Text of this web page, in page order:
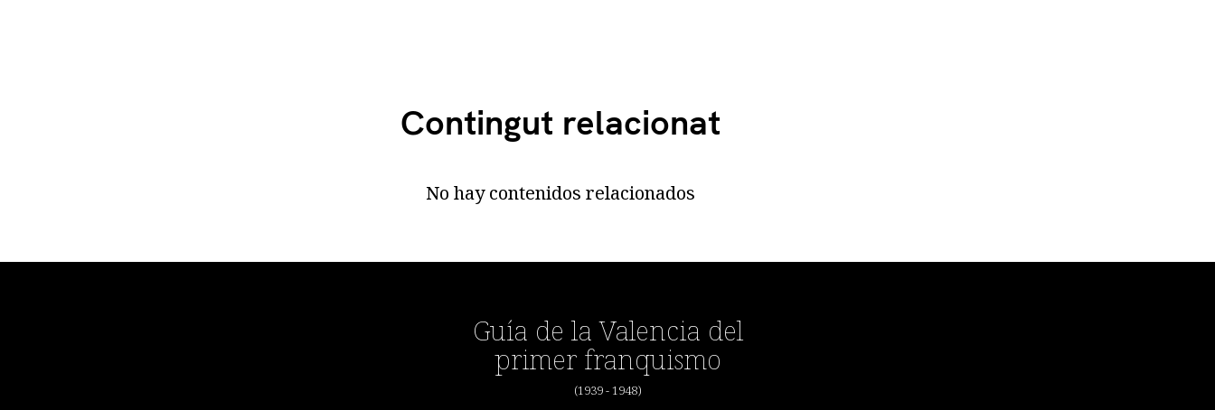
Contingut relacionat
No hay contenidos relacionados
Guía de la Valencia del
primer franquismo
(1939 - 1948)